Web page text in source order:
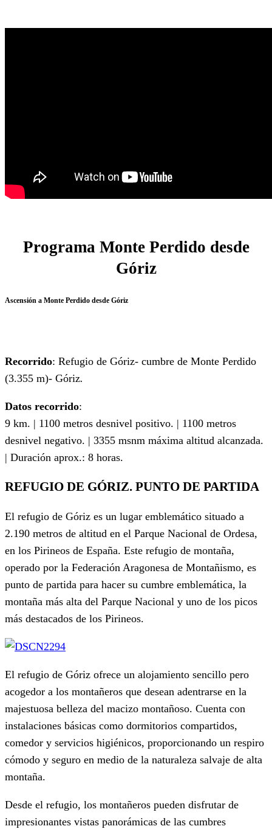
Programa Monte Perdido desde
Góriz
Ascensión a Monte Perdido desde Góriz
Recorrido: Refugio de Góriz- cumbre de Monte Perdido
(3.355 m)- Góriz.
Datos recorrido:
9 km. | 1100 metros desnivel positivo. | 1100 metros
desnivel negativo. | 3355 msnm máxima altitud alcanzada.
| Duración aprox.: 8 horas.
REFUGIO DE GÓRIZ. PUNTO DE PARTIDA
El refugio de Góriz es un lugar emblemático situado a
2.190 metros de altitud en el Parque Nacional de Ordesa,
en los Pirineos de España. Este refugio de montaña,
operado por la Federación Aragonesa de Montañismo, es
punto de partida para hacer su cumbre emblemática, la
montaña más alta del Parque Nacional y uno de los picos
más destacados de los Pirineos.
El refugio de Góriz ofrece un alojamiento sencillo pero
acogedor a los montañeros que desean adentrarse en la
majestuosa belleza del macizo montañoso. Cuenta con
instalaciones básicas como dormitorios compartidos,
comedor y servicios higiénicos, proporcionando un respiro
cómodo y seguro en medio de la naturaleza salvaje de alta
montaña.
Desde el refugio, los montañeros pueden disfrutar de
impresionantes vistas panorámicas de las cumbres